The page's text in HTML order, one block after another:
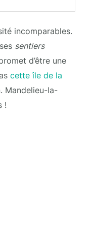
incomparables.
sentiers
d’être une
cette île de la
Mandelieu-la-
!